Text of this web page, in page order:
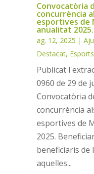
Convocatòria
concurrència
esportives de
anualitat 2025.
ag. 12, 2025 |
Destacat, Esports
Publicat
0960 de 29 de
Convocatòria
concurrència
esportives de
2025.
beneficiaris de
aquelles...